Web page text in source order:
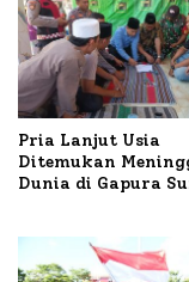
Pria Lanjut Usia
Ditemukan
Dunia di Gapura